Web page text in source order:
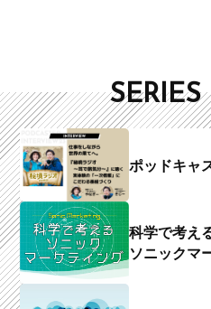
SERIES
ポッドキャ
科学で考え
ソニックマ